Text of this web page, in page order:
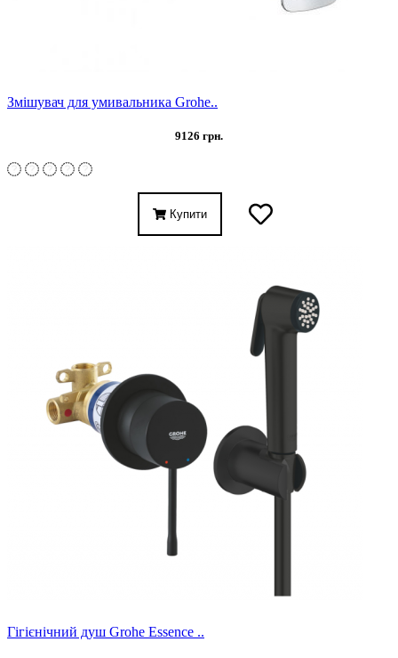
Змішувач для умивальника Grohe..
9126 грн.
Купити
Гігієнічний душ Grohe Essence ..